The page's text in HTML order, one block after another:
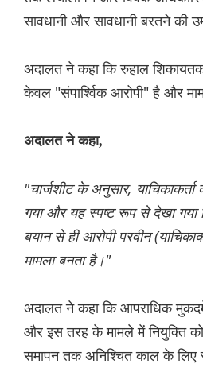
सावधानी और सावधानी बरतने की
अदालत ने कहा कि रुहाल
केवल "संपार्श्विक आरोपी" है और
अदालत ने कहा,
"चार्जशीट के अनुसार,
गया और यह स्पष्ट रूप से देखा गया
बयान से ही आरोपी परवीन
मामला बनता है।"
अदालत ने कहा कि आपराधिक
और इस तरह के मामले में नियुक्ति
समापन तक अनिश्चित काल के लिए